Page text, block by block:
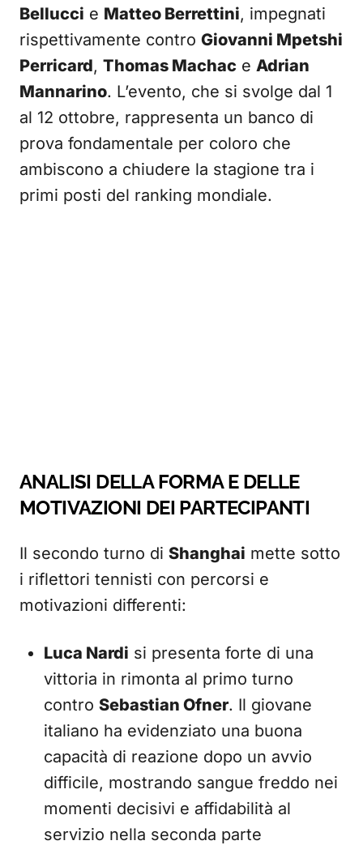
Bellucci e Matteo Berrettini, impegnati
rispettivamente contro Giovanni Mpetshi
Perricard, Thomas Machac e Adrian
Mannarino. L’evento, che si svolge dal 1
al 12 ottobre, rappresenta un banco di
prova fondamentale per coloro che
ambiscono a chiudere la stagione tra i
primi posti del ranking mondiale.
ANALISI DELLA FORMA E DELLE
MOTIVAZIONI DEI PARTECIPANTI
Il secondo turno di Shanghai mette sotto
i riflettori tennisti con percorsi e
motivazioni differenti:
Luca Nardi si presenta forte di una
vittoria in rimonta al primo turno
contro Sebastian Ofner. Il giovane
italiano ha evidenziato una buona
capacità di reazione dopo un avvio
difficile, mostrando sangue freddo nei
momenti decisivi e affidabilità al
servizio nella seconda parte